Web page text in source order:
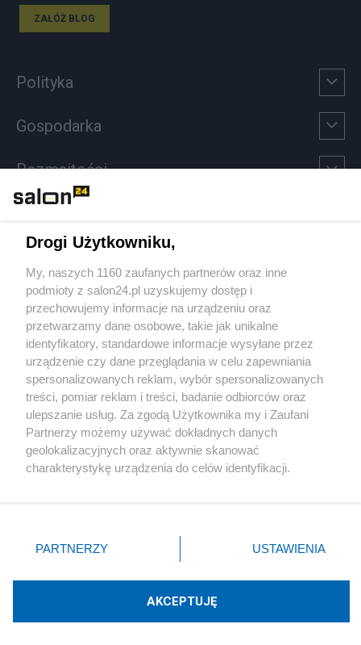
ZAŁÓŻ BLOG
Polityka
Gospodarka
Rozmaitości
Sport
Społeczeństwo
Kultura
X Facebook Instagram Youtube
Technologię dostarcza:W3media.pl
Drogi Użytkowniku,
My, naszych 1160 zaufanych partnerów oraz inne
podmioty z salon24.pl uzyskujemy dostęp i
przechowujemy informacje na urządzeniu oraz
przetwarzamy dane osobowe, takie jak unikalne
identyfikatory, standardowe informacje wysyłane przez
urządzenie czy dane przeglądania w celu zapewniania
spersonalizowanych reklam, wybór spersonalizowanych
treści, pomiar reklam i treści, badanie odbiorców oraz
ulepszanie usług. Za zgodą Użytkownika my i Zaufani
Partnerzy możemy używać dokładnych danych
geolokalizacyjnych oraz aktywnie skanować
charakterystykę urządzenia do celów identyfikacji.
zmienić/wycofać klikając przycisk ustawień prywatności
znajdujący się w lewym dolnym rogu strony
rodzaje przetwarzania danych nie wymagają zgody
użytkownika, ale masz prawo sprzeciwić się takiemu
PARTNERZY USTAWIENIA
AKCEPTUJĘ